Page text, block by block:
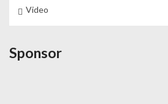
Video
Sponsor